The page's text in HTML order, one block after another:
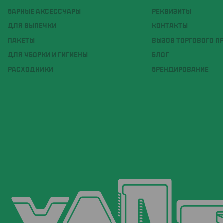
БАРНЫЕ АКСЕССУАРЫ
ДЛЯ ВЫПЕЧКИ
ПАКЕТЫ
ДЛЯ УБОРКИ И ГИГИЕНЫ
РАСХОДНИКИ
РЕКВИЗИТЫ
КОНТАКТЫ
ВЫЗОВ ТОРГОВОГО
БЛОГ
БРЕНДИРОВАНИЕ